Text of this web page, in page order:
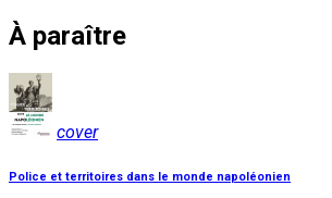
À paraître
cover
Police et territoires dans le monde napoléonien